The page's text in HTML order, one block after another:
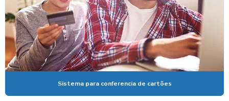
GESTÃO DE CARTÃO DE CRÉDITO
MELHOR CONCILIADOR DE CARTÕES
PROGRAMA PARA CONCILIAÇÃO DE CARTÃO
PROGRAMA PARA CONFERENCIA DE CARTÕES
SERVIÇO DE AUDITORIA CARTÕES 5 ANOS
Sistema para conferencia de cartões